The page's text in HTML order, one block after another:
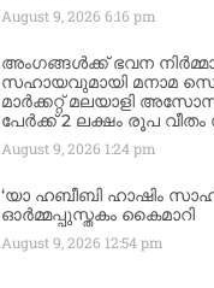
August 9, 20266:16 pm
അംഗങ്ങൾക്ക് ഭവന
സഹായവുമായി മനാമ
മാർക്കറ്റ് മലയാളി
പേർക്ക് 2 ലക്ഷം രൂപ
August 9, 2026 1:24 pm
‘യാ ഹബീബി ഹാഷിം
ഓർമ്മപ്പുസ്തകം കൈമാറി
August 9, 2026 12:54 pm